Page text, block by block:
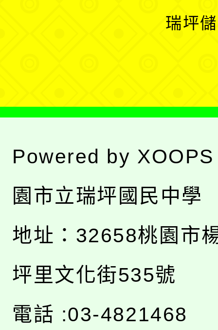
瑞坪
Powered by XOOPS
園市立瑞坪國民中學
地址： 32658桃園市
坪里文化街535號
電話 :03-4821468